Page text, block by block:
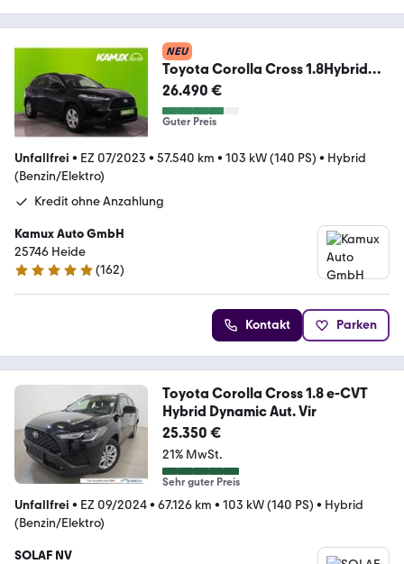
NEU
Toyota Corolla Cross 1.8Hybrid
Aut.Style+LED+KAMERA+AHK
26.490 €
Guter Preis
Unfallfrei • EZ 07/2023 • 57.540 km • 103 kW (140 PS) • Hybrid
(Benzin/Elektro)
Kredit ohne Anzahlung
Kamux Auto GmbH
25746 Heide
5 Sterne
(162)
Kontakt Parken
Toyota Corolla Cross 1.8 e-CVT
Hybrid Dynamic Aut. Vir
25.350 €
21% MwSt.
Sehr guter Preis
Unfallfrei • EZ 09/2024• 67.126 km • 103 kW (140 PS) • Hybrid
(Benzin/Elektro)
SOLAF NV